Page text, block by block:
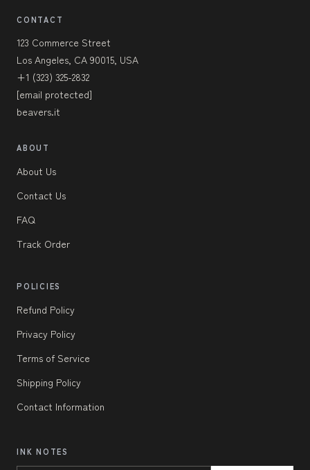
CONTACT
123 Commerce Street
Los Angeles, CA 90015, USA
+1 (323) 325-2832
[email protected]
beavers.it
ABOUT
About Us
Contact Us
FAQ
Track Order
POLICIES
Refund Policy
Privacy Policy
Terms of Service
Shipping Policy
Contact Information
INK NOTES